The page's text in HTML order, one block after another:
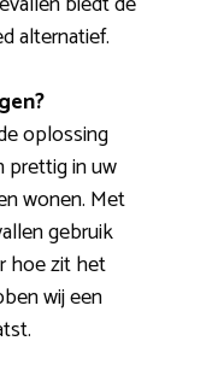
alternatief.
oplossing
prettig in uw
wonen. Met
gebruik
hoe zit het
wij een